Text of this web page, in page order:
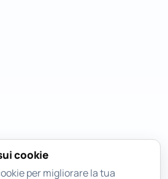
cookie
per migliorare la tua